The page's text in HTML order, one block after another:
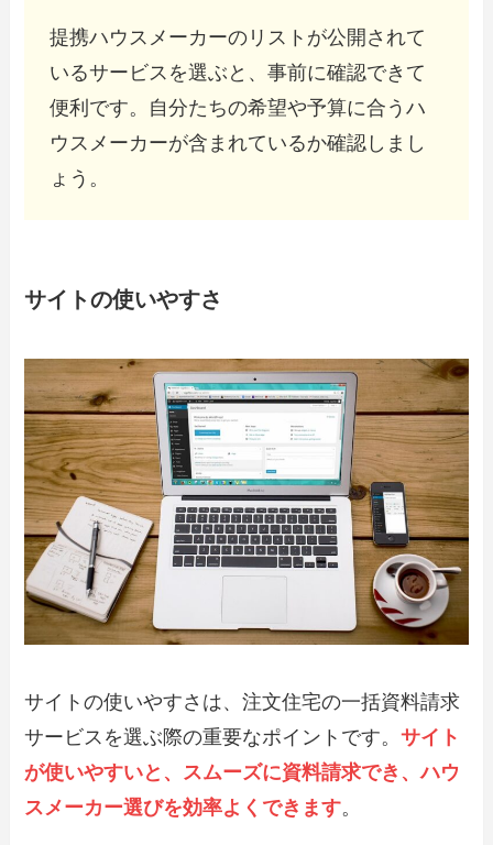
提携ハウスメーカーのリストが公開されて
いるサービスを選ぶと、事前に確認できて
便利です。自分たちの希望や予算に合うハ
ウスメーカーが含まれているか確認しまし
ょう。
サイトの使いやすさ
サイトの使いやすさは、注文住宅の一括資料請求
サービスを選ぶ際の重要なポイントです。サイト
が使いやすいと、スムーズに資料請求でき、ハウ
スメーカー選びを効率よくできます。